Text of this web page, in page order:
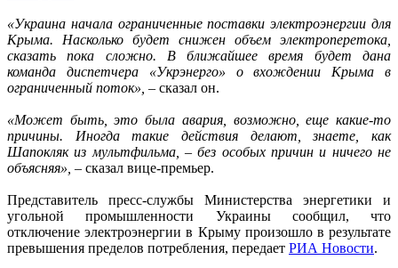
«Украина начала ограниченные поставки электроэнергии для
Крыма. Насколько будет снижен объем электроперетока,
сказать пока сложно. В ближайшее время будет дана
команда диспетчера «Укрэнерго» о вхождении Крыма в
ограниченный поток», – сказал он.
«Может быть, это была авария, возможно, еще какие-то
причины. Иногда такие действия делают, знаете, как
Шапокляк из мультфильма, – без особых причин и ничего не
объясняя», – сказал вице-премьер.
Представитель пресс-службы Министерства энергетики и
угольной промышленности Украины сообщил, что
отключение электроэнергии в Крыму произошло в результате
превышения пределов потребления, передает РИА Новости.